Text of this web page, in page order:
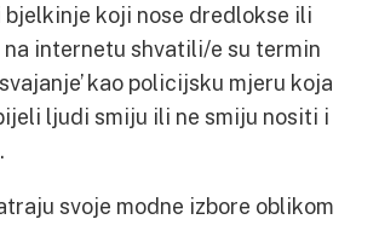
koji nose dredlokse ili
internetu shvatili/e su termin
kao policijsku mjeru koja
ljudi smiju ili ne smiju nositi i
svoje modne izbore oblikom